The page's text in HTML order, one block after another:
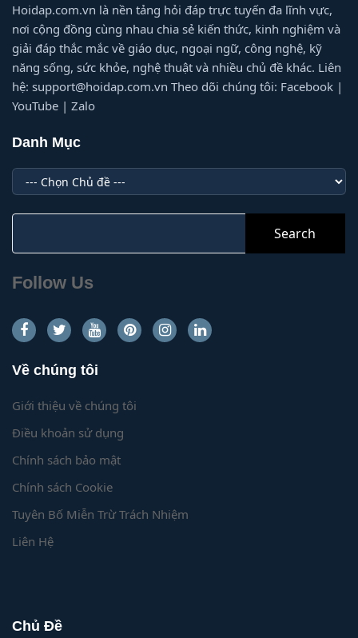
Hoidap.com.vn là nền tảng hỏi đáp trực tuyến đa lĩnh vực,
nơi cộng đồng cùng nhau chia sẻ kiến thức, kinh nghiệm và
giải đáp thắc mắc về giáo dục, ngoại ngữ, công nghệ, kỹ
năng sống, sức khỏe, nghệ thuật và nhiều chủ đề khác. Liên
hệ: support@hoidap.com.vn Theo dõi chúng tôi: Facebook |
YouTube | Zalo
Danh Mục
Danh
Mục
Search
Follow Us
Về chúng tôi
Giới thiệu về chúng tôi
Điều khoản sử dụng
Chính sách bảo mật
Chính sách Cookie
Tuyên Bố Miễn Trừ Trách Nhiệm
Liên Hệ
Chủ Đề